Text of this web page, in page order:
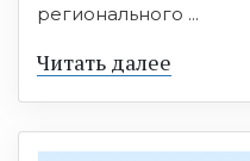
регионального ...
Читать далее